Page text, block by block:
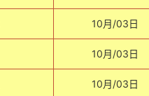
10月/03日
10月/03日
10月/03日